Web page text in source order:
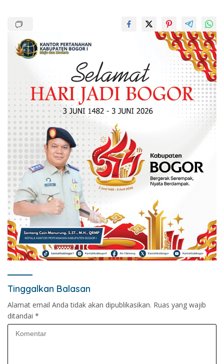
Tinggalkan Balasan
Alamat email Anda tidak akan dipublikasikan. Ruas yang wajib
ditandai *